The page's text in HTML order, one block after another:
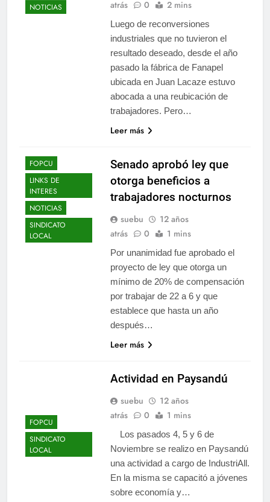
NOTICIAS
atrás
0 2 mins
Luego de reconversiones
industriales que no tuvieron el
resultado deseado, desde el año
pasado la fábrica de Fanapel
ubicada en Juan Lacaze estuvo
abocada a una reubicación de
trabajadores. Pero…
Leer más
FOPCU
LINKS DE
INTERES
NOTICIAS
SINDICATO
LOCAL
Senado aprobó ley que
otorga beneficios a
trabajadores nocturnos
suebu
12 años
atrás
0 1 mins
Por unanimidad fue aprobado el
proyecto de ley que otorga un
mínimo de 20% de compensación
por trabajar de 22 a 6 y que
establece que hasta un año
después…
Leer más
FOPCU
SINDICATO
LOCAL
Actividad en Paysandú
suebu
12 años
atrás
0 1 mins
Los pasados 4, 5 y 6 de
Noviembre se realizo en Paysandú
una actividad a cargo de IndustriAll.
En la misma se capacitó a jóvenes
sobre economía y…